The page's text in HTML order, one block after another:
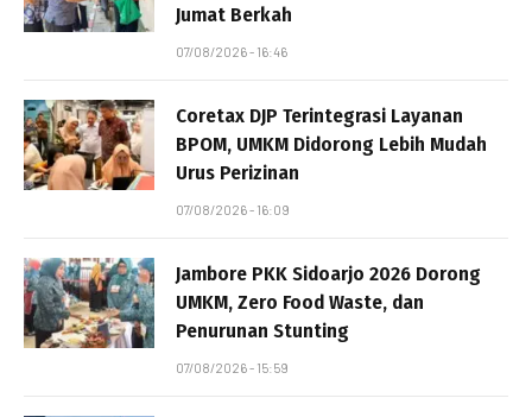
Jumat Berkah
07/08/2026 - 16:46
Coretax DJP Terintegrasi Layanan
BPOM, UMKM Didorong Lebih Mudah
Urus Perizinan
07/08/2026 - 16:09
Jambore PKK Sidoarjo 2026 Dorong
UMKM, Zero Food Waste, dan
Penurunan Stunting
07/08/2026 - 15:59